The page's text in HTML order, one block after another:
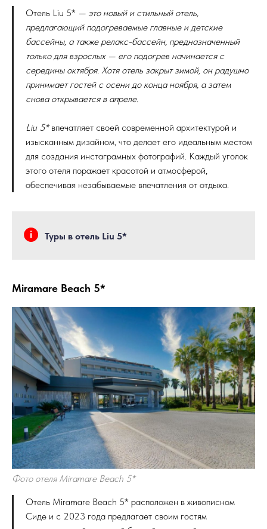
Отель Liu 5* — это новый и стильный отель,
предлагающий подогреваемые главные и детские
бассейны, а также релакс-бассейн, предназначенный
только для взрослых — его подогрев начинается с
середины октября. Хотя отель закрыт зимой, он радушно
принимает гостей с осени до конца ноября, а затем
снова открывается в апреле.
Liu 5*впечатляет своей современной архитектурой и
изысканным дизайном, что делает его идеальным местом
для создания инстаграмных фотографий. Каждый уголок
этого отеля поражает красотой и атмосферой,
обеспечивая незабываемые впечатления от отдыха.
Туры в отель Liu 5*
Miramare Beach 5*
Фото отеля Miramare Beach 5*
Отель Miramare Beach 5* расположен в живописном
Сиде и с 2023 года предлагает своим гостям